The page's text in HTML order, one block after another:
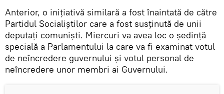
Anterior, o inițiativă similară a fost înaintată de către
Partidul Socialiștilor care a fost susținută de unii
deputați comuniști. Miercuri va avea loc o ședință
specială a Parlamentului la care va fi examinat votul
de neîncredere guvernului și votul personal de
neîncredere unor membri ai Guvernului.